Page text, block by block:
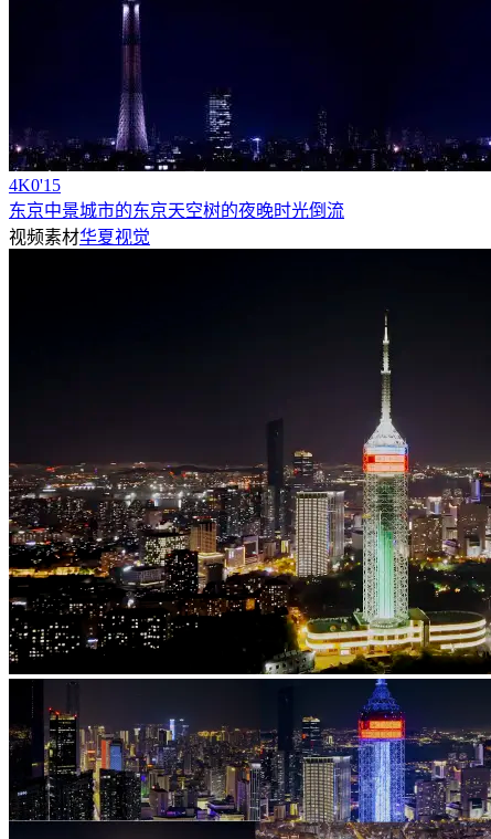
4K0'15
东京中景城市的东京天空树的夜晚时光倒流
视频素材华夏视觉